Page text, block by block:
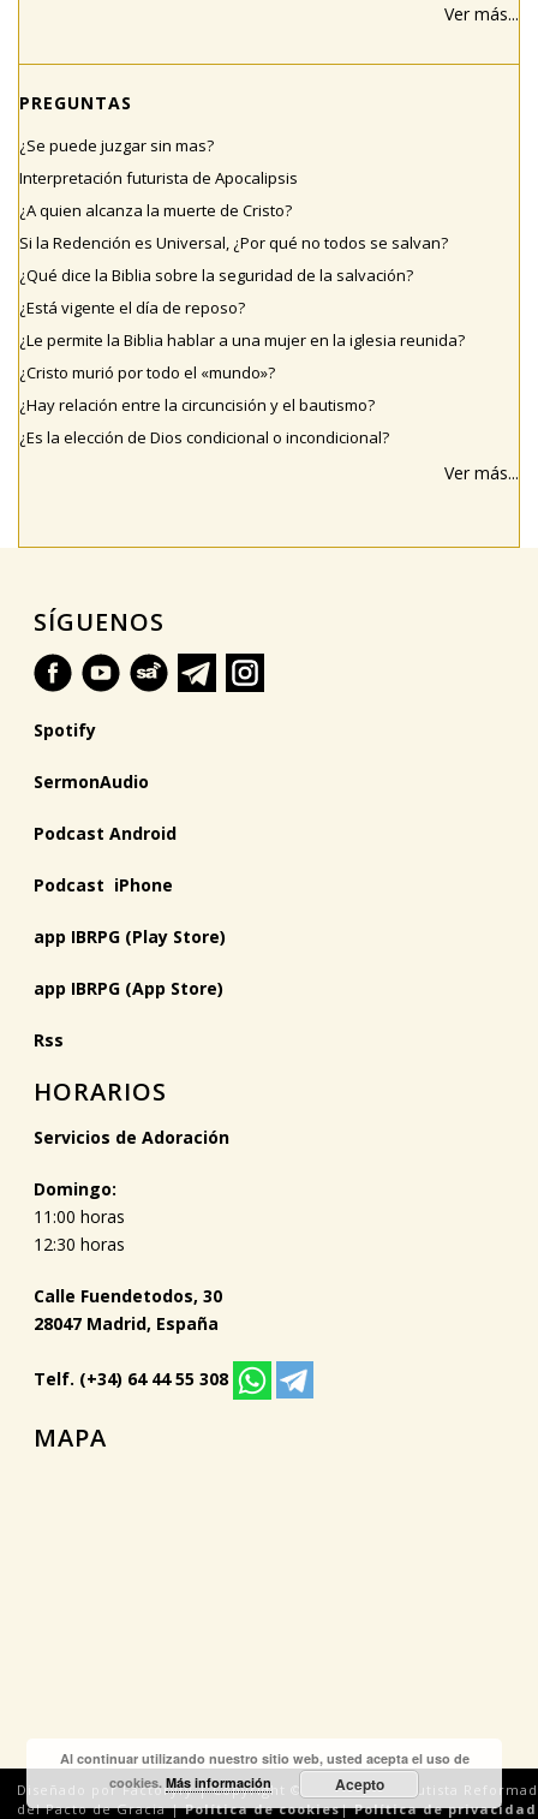
Ver más...
PREGUNTAS
¿Se puede juzgar sin mas?
Interpretación futurista de Apocalipsis
¿A quien alcanza la muerte de Cristo?
Si la Redención es Universal, ¿Por qué no todos se salvan?
¿Qué dice la Biblia sobre la seguridad de la salvación?
¿Está vigente el día de reposo?
¿Le permite la Biblia hablar a una mujer en la iglesia reunida?
¿Cristo murió por todo el «mundo»?
¿Hay relación entre la circuncisión y el bautismo?
¿Es la elección de Dios condicional o incondicional?
Ver más...
SÍGUENOS
Spotify
SermonAudio
Podcast Android
Podcast iPhone
app IBRPG (Play Store)
app IBRPG (App Store)
Rss
HORARIOS
Servicios de Adoración
Domingo:
11:00 horas
12:30 horas
Calle Fuendetodos, 30
28047 Madrid, España
Telf. (+34) 64 44 55 308
MAPA
Diseñado por Factoryfy | Copyright © 2018 Iglesia Bautista
del Pacto de Gracia |Política de cookies|Política de privacidad
Al continuar utilizando nuestro sitio web, usted acepta el uso de
cookies.Más información Acepto